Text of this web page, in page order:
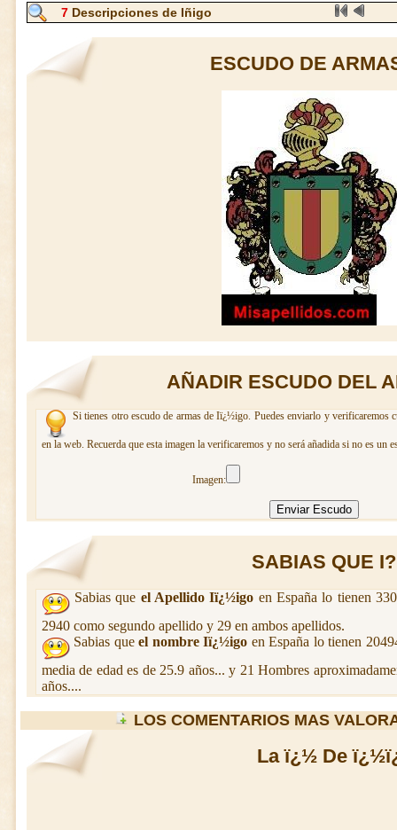
7Descripciones de Iñigo
ESCUDO DE
AÑADIR ESCUDO DEL
Si tienes otro escudo de armas de Iï¿½igo. Puedes enviarlo y verificaremos
en la web. Recuerda que esta imagen la verificaremos y no será añadida si no es un
Imagen:
SABIAS QUE
Sabias que el Apellido Iï¿½igo en España lo tienen
2940 como segundo apellido y 29 en ambos apellidos.
Sabias que el nombre Iï¿½igo en España lo tienen
media de edad es de 25.9 años... y 21 Hombres
años....
LOS COMENTARIOS MAS
La ï¿½ De